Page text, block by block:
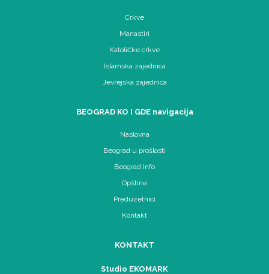
Crkve
Manastiri
Katoličke crkve
Islamska zajednica
Jevrejska zajednica
BEOGRAD KO I GDE navigacija
Naslovna
Beograd u prošlosti
Beograd Info
Opštine
Preduzetnici
Kontakt
KONTAKT
Studio EKOMARK